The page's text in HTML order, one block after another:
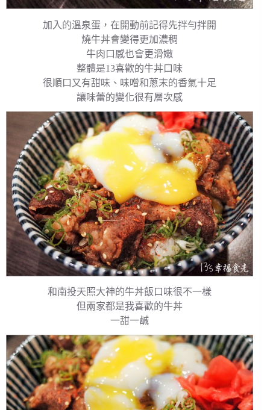
加入的溫泉蛋，在開動前記得先拌勻拌開
燒牛丼會變得更加濃稠
牛肉口感也會更滑嫩
整體是13喜歡的牛丼口味
很順口又有甜味、味噌和蔥末的香氣十足
讓味蕾的變化很有層次感
和南投天照大神的牛丼飯口味很不一樣
但兩家都是我喜歡的牛丼
一甜一鹹